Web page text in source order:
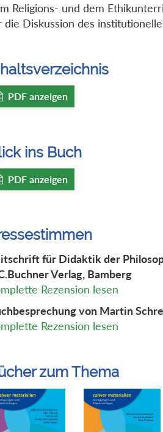
Religions- und dem
die Diskussion des
PDF anzeigen
ins Buch
PDF anzeigen
für Didaktik der
Verlag, Bamberg
Rezension lesen
von Martin
Rezension lesen
zum Thema